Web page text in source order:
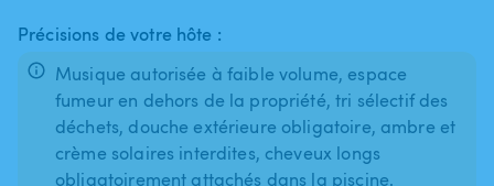
Précisions de votre hôte :
Musique autorisée à faible volume, espace
fumeur en dehors de la propriété, tri sélectif des
déchets, douche extérieure obligatoire, ambre et
crème solaires interdites, cheveux longs
obligatoirement attachés dans la piscine.